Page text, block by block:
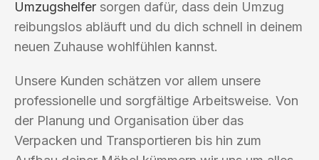
Umzugshelfer sorgen dafür, dass dein Umzug
reibungslos abläuft und du dich schnell in deinem
neuen Zuhause wohlfühlen kannst.
Unsere Kunden schätzen vor allem unsere
professionelle und sorgfältige Arbeitsweise. Von
der Planung und Organisation über das
Verpacken und Transportieren bis hin zum